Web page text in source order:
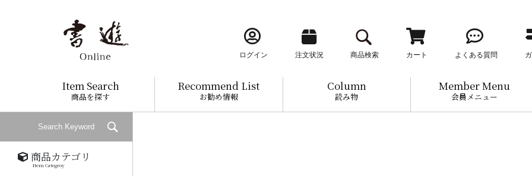
ログイン 注文状況 商品検索 カート よくある質問
Item Search
商品を探す
Recommend List
お勧め情報
Column
読み物
Member Menu
会員メニュー
商品カテゴリ
Item Categroy